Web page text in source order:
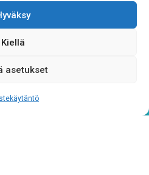
Kiellä
asetukset